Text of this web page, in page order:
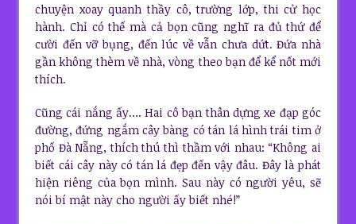
chuyện xoay quanh thầy cô, trường lớp, thi cử học
hành. Chỉ có thế mà cả bọn cũng nghĩ ra đủ thứ để
cười đến vỡ bụng, đến lúc về vẫn chưa dứt. Đứa nhà
gần không thèm về nhà, vòng theo bạn để kể nốt mới
thích.
Cũng cái nắng ấy…. Hai cô bạn thân dựng xe đạp góc
đường, đứng ngắm cây bàng có tán lá hình trái tim ở
phố Đà Nẵng, thích thú thì thầm với nhau: “Không ai
biết cái cây này có tán lá đẹp đến vậy đâu. Đây là phát
hiện riêng của bọn mình. Sau này có người yêu, sẽ
nói bí mật này cho người ấy biết nhé!”